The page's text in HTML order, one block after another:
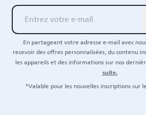
En partageant votre adresse e-mail avec
recevoir des offres personnalisées, du contenu
les appareils et des informations sur nos
suite.
*Valable pour les nouvelles inscriptions sur